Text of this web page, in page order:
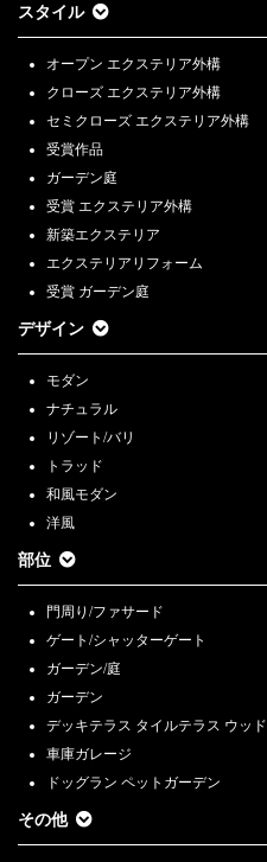
スタイル
オープン エクステリア外構
クローズ エクステリア外構
セミクローズ エクステリア外構
受賞作品
ガーデン庭
受賞 エクステリア外構
新築エクステリア
エクステリアリフォーム
受賞 ガーデン庭
デザイン
モダン
ナチュラル
リゾート/バリ
トラッド
和風モダン
洋風
部位
門周り/ファサード
ゲート/シャッターゲート
ガーデン/庭
ガーデン
デッキテラス タイルテラス ウッド
車庫ガレージ
ドッグラン ペットガーデン
その他